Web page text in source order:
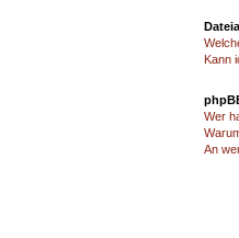
Kann
Wer
An